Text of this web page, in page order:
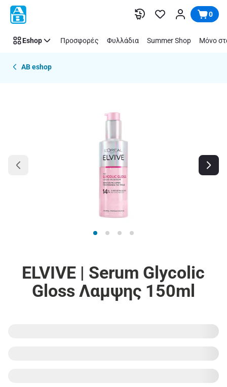
Παράλειψη 0
Eshop Προσφορές Φυλλάδια Summer Shop Μόνο
AB eshop
ELVIVE | Serum Glycolic
Gloss Λαμψης 150ml